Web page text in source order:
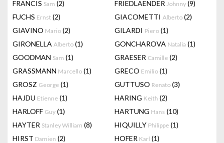
FRANCIS Sam (2) FRIEDLAENDER Johnny (9)
FUCHS Ernst (2) GIACOMETTI Alberto (2)
GIAVINO Mario (2) GILARDI Piero (1)
GIRONELLA Alberto (1) GONCHAROVA Natalia (1)
GOODMAN Sam (1) GRAESER Camille (2)
GRASSMANN Marcello (1) GRECO Emilio (1)
GROSZ George (1) GUTTUSO Renato (3)
HAJDU Etienne (1) HARING Keith (2)
HARLOFF Guy (1) HARTUNG Hans (10)
HAYTER Stanley William (8) HIQUILLY Philippe (1)
HIRST Damien (2) HOFER Karl (1)